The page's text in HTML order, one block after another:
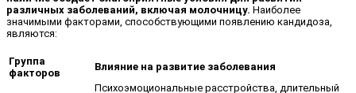
различных заболеваний, включая молочницу. Наиболее
значимыми факторами, способствующими появлению кандидоза,
являются:
Группа
факторов
Влияние на развитие заболевания
Психоэмоциональные расстройства, длительный